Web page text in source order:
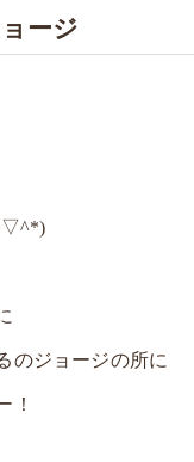
ージ
のジョージの所に
！